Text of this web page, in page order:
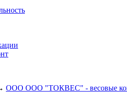
ООО ООО "ТОКВЕС" - весовые